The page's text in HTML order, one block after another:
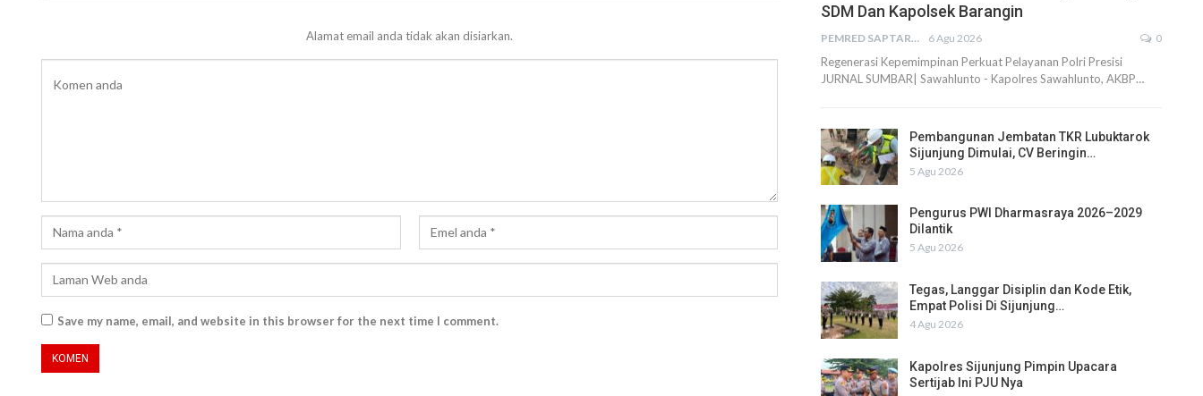
Alamat email anda tidak akan disiarkan.
Save my name, email, and website in this browser for the next time I comment.
SDM Dan Kapolsek Barangin
PEMRED SAPTARIUS 6 Agu 2026 0
Regenerasi Kepemimpinan Perkuat Pelayanan Polri Presisi
JURNAL SUMBAR| Sawahlunto - Kapolres Sawahlunto, AKBP…
Pembangunan Jembatan TKR Lubuktarok
Sijunjung Dimulai, CV Beringin…
5 Agu 2026
Pengurus PWI Dharmasraya 2026–2029
Dilantik
5 Agu 2026
Tegas, Langgar Disiplin dan Kode Etik,
Empat Polisi Di Sijunjung…
4 Agu 2026
Kapolres Sijunjung Pimpin Upacara
Sertijab Ini PJU Nya